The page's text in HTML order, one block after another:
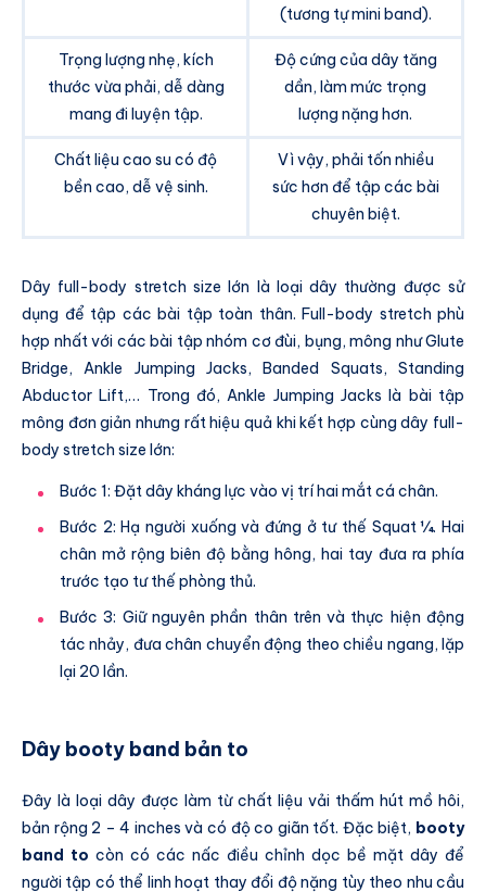
(tương tự mini band).
Trọng lượng nhẹ, kích
thước vừa phải, dễ dàng
mang đi luyện tập.
Độ cứng của dây tăng
dần, làm mức trọng
lượng nặng hơn.
Chất liệu cao su có độ
bền cao, dễ vệ sinh.
Vì vậy, phải tốn nhiều
sức hơn để tập các bài
chuyên biệt.
Dây full-body stretch size lớn là loại dây thường được sử
dụng để tập các bài tập toàn thân. Full-body stretch phù
hợp nhất với các bài tập nhóm cơ đùi, bụng, mông như Glute
Bridge, Ankle Jumping Jacks, Banded Squats, Standing
Abductor Lift,… Trong đó, Ankle Jumping Jacks là bài tập
mông đơn giản nhưng rất hiệu quả khi kết hợp cùng dây full-
body stretch size lớn:
Bước 1: Đặt dây kháng lực vào vị trí hai mắt cá chân.
Bước 2: Hạ người xuống và đứng ở tư thế Squat ¼. Hai
chân mở rộng biên độ bằng hông, hai tay đưa ra phía
trước tạo tư thế phòng thủ.
Bước 3: Giữ nguyên phần thân trên và thực hiện động
tác nhảy, đưa chân chuyển động theo chiều ngang, lặp
lại 20 lần.
Dây booty band bản to
Đây là loại dây được làm từ chất liệu vải thấm hút mồ hôi,
bản rộng 2 – 4 inches và có độ co giãn tốt. Đặc biệt, booty
band to còn có các nấc điều chỉnh dọc bề mặt dây để
người tập có thể linh hoạt thay đổi độ nặng tùy theo nhu cầu